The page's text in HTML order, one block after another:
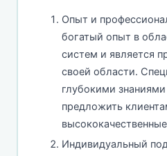
Опыт и
богатый опыт в
систем и является
своей области.
глубокими
предложить
Индивидуальный